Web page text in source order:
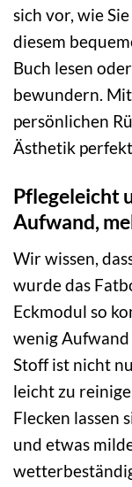
sich vor, wie
diesem
Buch lesen
bewundern.
persönlichen
Ästhetik
Pflegeleicht
Aufwand,
Wir wissen,
wurde das
Eckmodul so
wenig
Stoff ist nicht
leicht zu
Flecken lassen
und etwas